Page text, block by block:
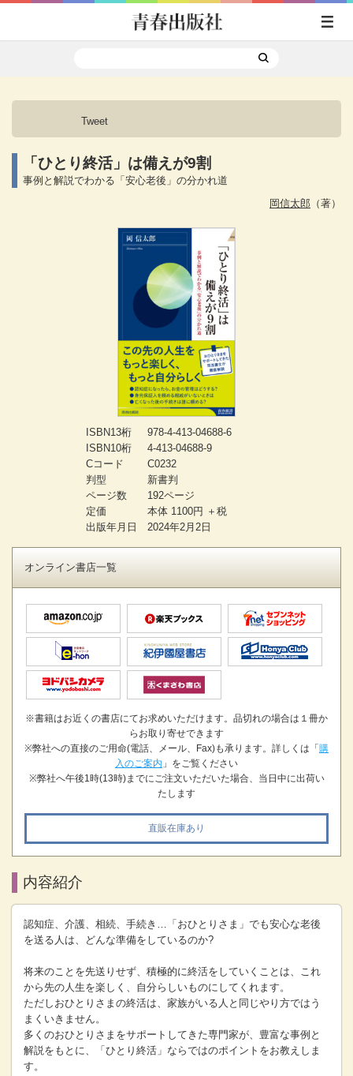
Tweet
「ひとり終活」は備えが9割
事例と解説でわかる「安心老後」の分かれ道
岡信太郎 （著）
ISBN13桁
978-4-413-04688-6
ISBN10桁
4-413-04688-9
Cコード
C0232
判型
新書判
ページ数
192ページ
定価
本体 1100円 ＋税
出版年月日
2024年2月2日
オンライン書店一覧
※書籍はお近くの書店にてお求めいただけます。品切れの場合は１冊か
らお取り寄せできます
※弊社への直接のご用命(電話、メール、Fax)も承ります。詳しくは「 購
入のご案内 」をご覧ください
※弊社へ午後1時(13時)までにご注文いただいた場合、当日中に出荷い
たします
直販在庫あり
内容紹介
認知症、介護、相続、手続き…「おひとりさま」でも安心な老後
を送る人は、どんな準備をしているのか?
将来のことを先送りせず、積極的に終活をしていくことは、これ
から先の人生を楽しく、自分らしいものにしてくれます。
ただしおひとりさまの終活は、家族がいる人と同じやり方ではう
まくいきません。
多くのおひとりさまをサポートしてきた専門家が、豊富な事例と
解説をもとに、「ひとり終活」ならではのポイントをお教えしま
す。